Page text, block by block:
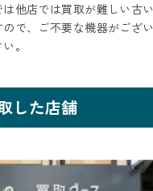
他店では買取が難しい古
で、ご不要な機器がござ
。
した店舗